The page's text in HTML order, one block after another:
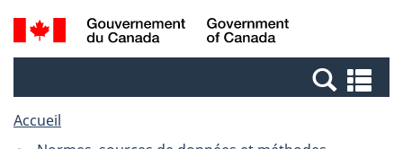
Passer
au
Passer
à
Canada
Recherche
et
et
Accueil